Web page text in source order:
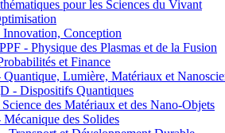
pour les Sciences du Vivant
Conception
- Physique des Plasmas et de la Fusion
et Finance
Lumière, Matériaux et
- Dispositifs Quantiques
des Matériaux et des Nano-Objets
des Solides